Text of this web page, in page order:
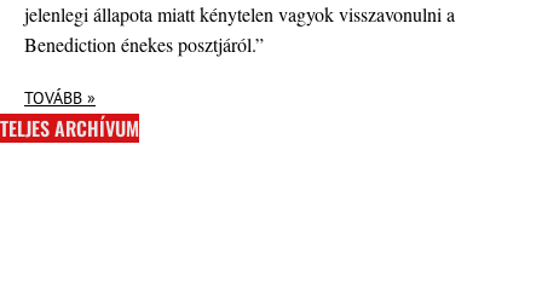
jelenlegi állapota miatt kénytelen vagyok visszavonulni a
Benediction énekes posztjáról.”
TOVÁBB »
TELJES ARCHÍVUM